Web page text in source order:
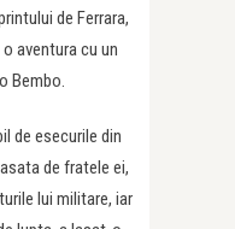
de Ferrara,
aventura cu un
Bembo.
de esecurile din
de fratele ei,
lui militare, iar